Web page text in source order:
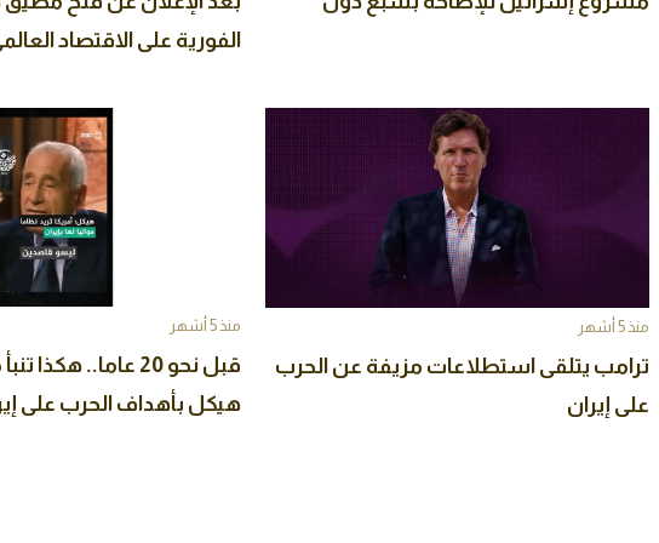
الفورية على الاقتصاد
منذ 5 أشهر
ترامب يتلقى استطلاعات مزيفة عن الحرب
على إيران
منذ 5 أشهر
قبل نحو 20 عاما..
هيكل بأهداف الحرب على